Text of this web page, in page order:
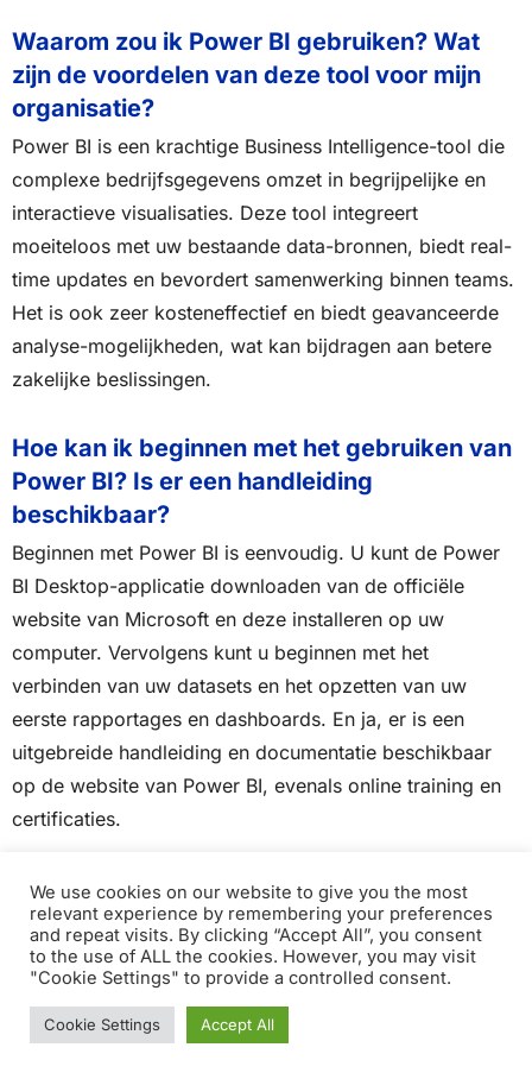
Waarom zou ik Power BI gebruiken? Wat
zijn de voordelen van deze tool voor mijn
organisatie?
Power BI is een krachtige Business Intelligence-tool die
complexe bedrijfsgegevens omzet in begrijpelijke en
interactieve visualisaties. Deze tool integreert
moeiteloos met uw bestaande data-bronnen, biedt real-
time updates en bevordert samenwerking binnen teams.
Het is ook zeer kosteneffectief en biedt geavanceerde
analyse-mogelijkheden, wat kan bijdragen aan betere
zakelijke beslissingen.
Hoe kan ik beginnen met het gebruiken van
Power BI? Is er een handleiding
beschikbaar?
Beginnen met Power BI is eenvoudig. U kunt de Power
BI Desktop-applicatie downloaden van de officiële
website van Microsoft en deze installeren op uw
computer. Vervolgens kunt u beginnen met het
verbinden van uw datasets en het opzetten van uw
eerste rapportages en dashboards. En ja, er is een
uitgebreide handleiding en documentatie beschikbaar
op de website van Power BI, evenals online training en
certificaties.
Hoe onderscheidt Power BI zich van andere
Business Intelligence-tools?
Power BI onderscheidt zich van andere BI-tools door
zijn naadloze integratie met andere Microsoft-producten
zoals Office 365 en Sharepoint. Daarnaast heeft het een
We use cookies on our website to give you the most
relevant experience by remembering your preferences
and repeat visits. By clicking “Accept All”, you consent
to the use of ALL the cookies. However, you may visit
"Cookie Settings" to provide a controlled consent.
Cookie Settings Accept All